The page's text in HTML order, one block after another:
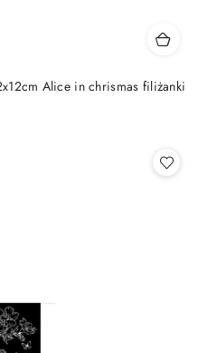
Alice in chrismas filiżanki